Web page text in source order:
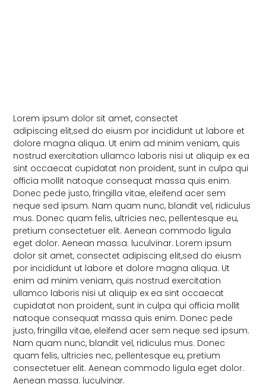
Lorem ipsum dolor sit amet, consectet
adipiscing elit,sed do eiusm por incididunt ut labore et
dolore magna aliqua. Ut enim ad minim veniam, quis
nostrud exercitation ullamco laboris nisi ut aliquip ex ea
sint occaecat cupidatat non proident, sunt in culpa qui
officia mollit natoque consequat massa quis enim.
Donec pede justo, fringilla vitae, eleifend acer sem
neque sed ipsum. Nam quam nunc, blandit vel, ridiculus
mus. Donec quam felis, ultricies nec, pellentesque eu,
pretium consectetuer elit. Aenean commodo ligula
eget dolor. Aenean massa. luculvinar. Lorem ipsum
dolor sit amet, consectet adipiscing elit,sed do eiusm
por incididunt ut labore et dolore magna aliqua. Ut
enim ad minim veniam, quis nostrud exercitation
ullamco laboris nisi ut aliquip ex ea sint occaecat
cupidatat non proident, sunt in culpa qui officia mollit
natoque consequat massa quis enim. Donec pede
justo, fringilla vitae, eleifend acer sem neque sed ipsum.
Nam quam nunc, blandit vel, ridiculus mus. Donec
quam felis, ultricies nec, pellentesque eu, pretium
consectetuer elit. Aenean commodo ligula eget dolor.
Aenean massa. luculvinar.